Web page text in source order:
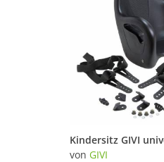
Kindersitz GIVI
von GIVI